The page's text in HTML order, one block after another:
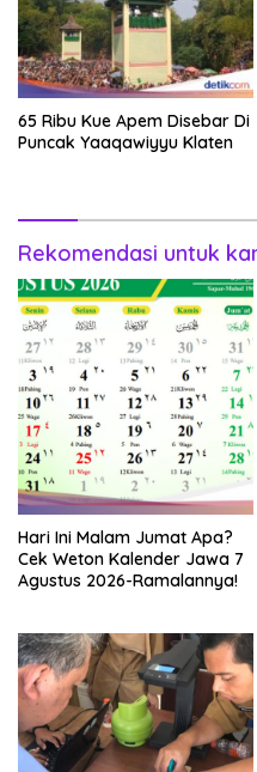
65 Ribu Kue Apem Disebar Di
Puncak Yaaqawiyyu Klaten
Rekomendasi untuk
Hari Ini Malam Jumat Apa?
Cek Weton Kalender Jawa 7
Agustus 2026-Ramalannya!